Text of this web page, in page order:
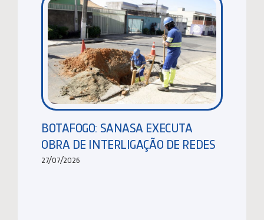
BOTAFOGO: SANASA EXECUTA
OBRA DE INTERLIGAÇÃO DE REDES
27/07/2026